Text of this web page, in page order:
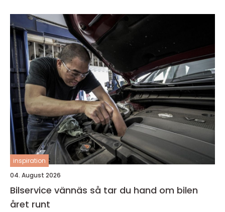
inspiration
04. August 2026
Bilservice vännäs så tar du hand om bilen
året runt